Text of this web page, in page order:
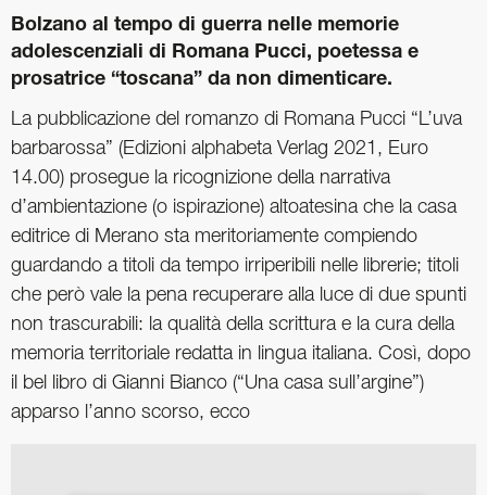
Bolzano al tempo di guerra nelle memorie
adolescenziali di Romana Pucci, poetessa e
prosatrice “toscana” da non dimenticare.
La pubblicazione del romanzo di Romana Pucci “L’uva
barbarossa” (Edizioni alphabeta Verlag 2021, Euro
14.00) prosegue la ricognizione della narrativa
d’ambientazione (o ispirazione) altoatesina che la casa
editrice di Merano sta meritoriamente compiendo
guardando a titoli da tempo irriperibili nelle librerie; titoli
che però vale la pena recuperare alla luce di due spunti
non trascurabili: la qualità della scrittura e la cura della
memoria territoriale redatta in lingua italiana. Così, dopo
il bel libro di Gianni Bianco (“Una casa sull’argine”)
apparso l’anno scorso, ecco